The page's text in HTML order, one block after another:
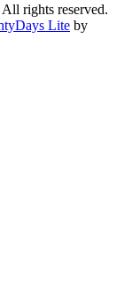
All rights reserved.
Lite by